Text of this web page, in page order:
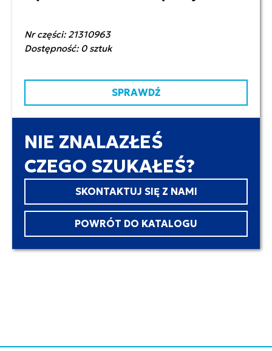
Nr części: 21310963
Dostępność: 0 sztuk
SPRAWDŹ
NIE ZNALAZŁEŚ
CZEGO SZUKAŁEŚ?
SKONTAKTUJ SIĘ Z NAMI
POWRÓT DO KATALOGU